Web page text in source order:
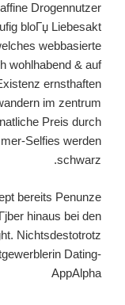
Drogennutzer
bloГџ Liebesakt
webbasierte
wohlhabend & auf
ernsthaften
im zentrum
Preis durch
Selfies werden
schwarz.
bereits Penunze
hinaus bei den
Nichtsdestotrotz
Dating-
AppAlpha